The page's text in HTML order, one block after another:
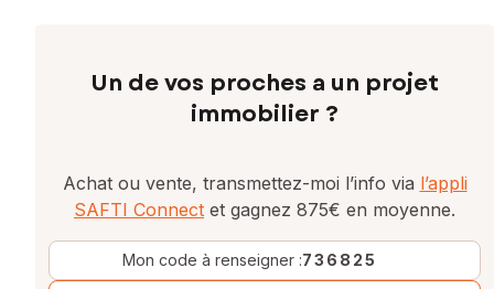
Un de vos proches a un projet
immobilier ?
Achat ou vente, transmettez-moi l’info via l’appli
SAFTI Connect et gagnez 875€ en moyenne.
Mon code à renseigner :736825